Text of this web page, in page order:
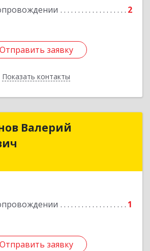
2
Отправить заявку
Показать контакты
Отправить заявку
Назад
Валерий
1
Отправить заявку
ИП Каштанов Валерий
Подробнее
Отправить заявку